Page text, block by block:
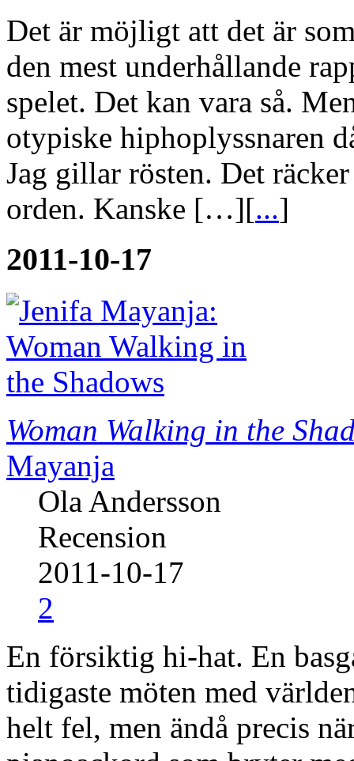
Det är möjligt att det är
den mest underhållande
spelet. Det kan vara så.
otypiske hiphoplyssnaren
Jag gillar rösten. Det
orden. Kanske […][...]
2011-10-17
Woman Walking in the
Mayanja
Ola Andersson
Recension
2011-10-17
2
En försiktig hi-hat. En
tidigaste möten med
helt fel, men ändå precis